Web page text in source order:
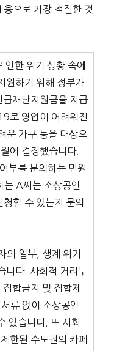
으로 가장 적절한 것
한 위기 상황 속에
원하기 위해 정부가
재난지원금을 지급
로 영업이 어려워진
운 가구 등을 대상으
에 결정했습니다.
부를 문의하는 민원
는 A씨는 소상공인
할 수 있는지 문의
의 일부, 생계 위기
니다. 사회적 거리두
합금지 및 집합제
류 없이 소상공인
있습니다. 또 사회
한된 수도권의 카페